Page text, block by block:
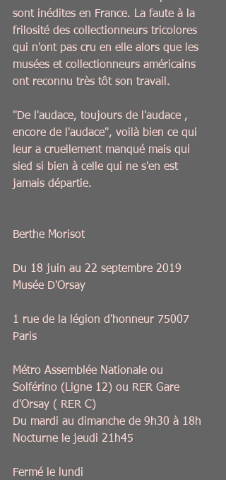
sont inédites en France. La faute à la
frilosité des collectionneurs tricolores
qui n'ont pas cru en elle alors que les
musées et collectionneurs américains
ont reconnu très tôt son travail.
"De l'audace, toujours de l'audace ,
encore de l'audace", voilà bien ce qui
leur a cruellement manqué mais qui
sied si bien à celle qui ne s'en est
jamais départie.
Berthe Morisot
Du 18 juin au 22 septembre 2019
Musée D'Orsay
1 rue de la légion d'honneur 75007
Paris
Métro Assemblée Nationale ou
Solférino (Ligne 12) ou RER Gare
d'Orsay ( RER C)
Du mardi au dimanche de 9h30 à 18h
Nocturne le jeudi 21h45
Fermé le lundi